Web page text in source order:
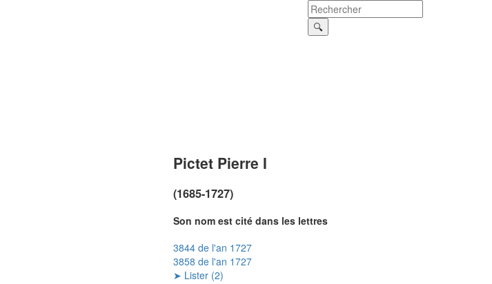
Pictet Pierre I
(1685-1727)
Son nom est cité dans les lettres
3844 de l'an 1727
3858 de l'an 1727
➤ Lister (2)